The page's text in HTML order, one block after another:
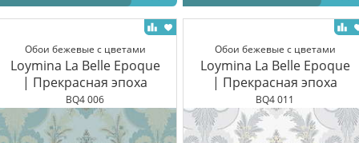
Обои бежевые с цветами
Loymina La Belle Epoque
| Прекрасная эпоха
BQ4 006
Обои бежевые с цветами
Loymina La Belle Epoque
| Прекрасная эпоха
BQ4 011